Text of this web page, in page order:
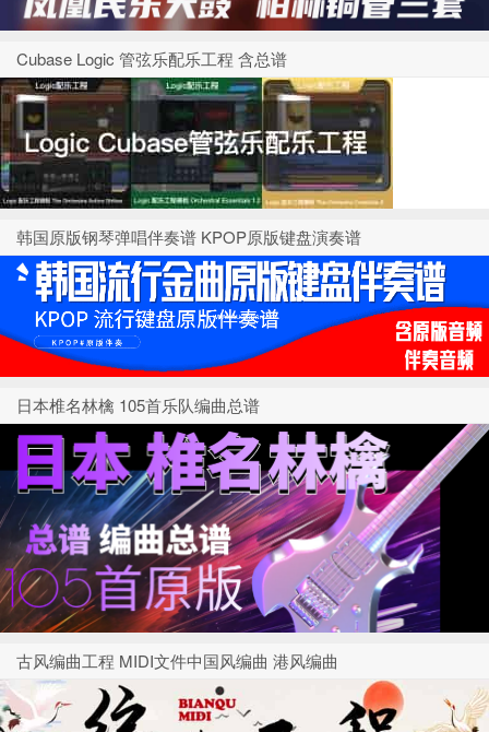
Cubase Logic 管弦乐配乐工程 含总谱
韩国原版钢琴弹唱伴奏谱 KPOP原版键盘演奏谱
日本椎名林檎 105首乐队编曲总谱
古风编曲工程 MIDI文件中国风编曲 港风编曲